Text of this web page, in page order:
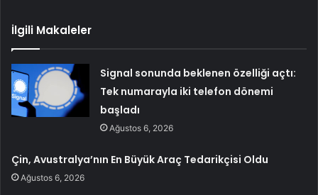
İlgili Makaleler
Signal sonunda beklenen özelliği açtı:
Tek numarayla iki telefon dönemi
başladı
Ağustos 6, 2026
Çin, Avustralya’nın En Büyük Araç Tedarikçisi Oldu
Ağustos 6, 2026